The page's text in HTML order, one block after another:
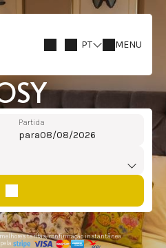
PT MENU
Partida
para
melhores tarifas, confirmação instantânea